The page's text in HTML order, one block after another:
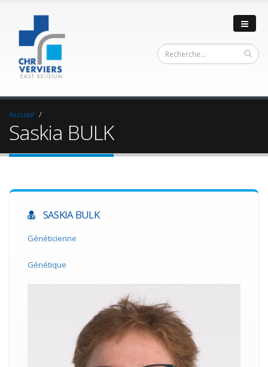
Accueil
Saskia BULK
SASKIA BULK
Généticienne
Génétique